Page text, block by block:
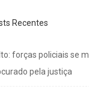
Recentes
forças policiais se
pela justiça